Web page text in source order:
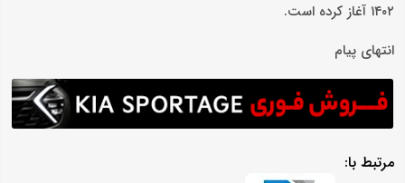
١٤٠٢ آغاز کرده است.
انتهای پیام
مرتبط با: